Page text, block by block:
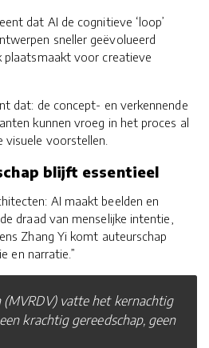
dat AI de cognitieve ‘loop’
sneller geëvolueerd
voor creatieve
dat: de concept- en verkennende
kunnen vroeg in het proces al
voorstellen.
blijft essentieel
AI maakt beelden en
draad van menselijke intentie,
Zhang Yi komt auteurschap
en narratie.”
(MVRDV) vatte het kernachtig
krachtig gereedschap, geen